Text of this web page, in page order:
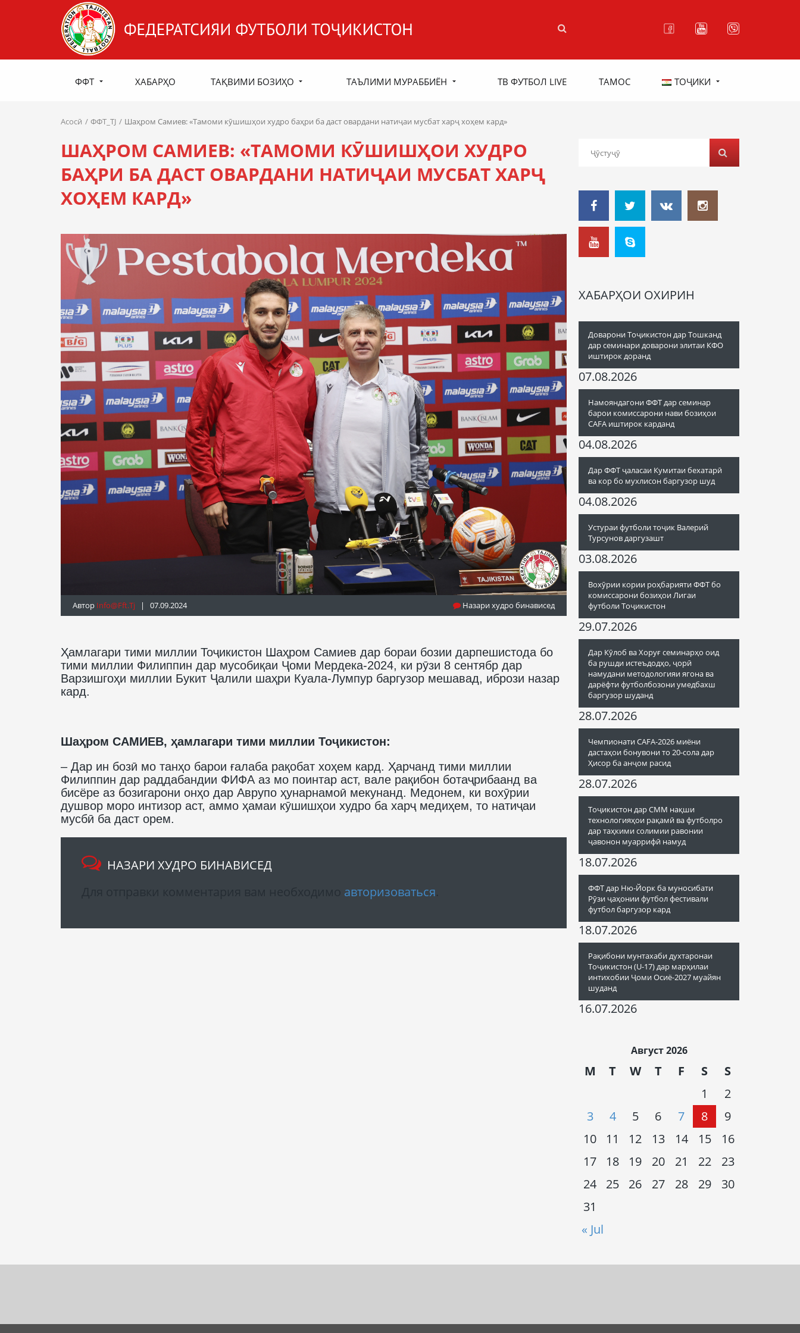
ФФТ ХАБАРҲО ТАҚВИМИ БОЗИҲО ТАЪЛИМИ МУРАББИЁН ТВ ФУТБОЛ LIVE ТАМОС ТОҶИКИ
Асосӣ ФФТ_TJ Шаҳром Самиев: «Тамоми кӯшишҳои худро баҳри ба даст овардани натиҷаи мусбат харҷ хоҳем кард»
ШАҲРОМ САМИЕВ: «ТАМОМИ КӮШИШҲОИ ХУДРО
БАҲРИ БА ДАСТ ОВАРДАНИ НАТИҶАИ МУСБАТ ХАРҶ
ХОҲЕМ КАРД»
Автор Info@fft.tj | 07.09.2024 Назари худро бинависед
Ҳамлагари тими миллии Тоҷикистон Шаҳром Самиев дар бораи бозии дарпешистода бо
тими миллии Филиппин дар мусобиқаи Ҷоми Мердека-2024, ки рӯзи 8 сентябр дар
Варзишгоҳи миллии Букит Ҷалили шаҳри Куала-Лумпур баргузор мешавад, ибрози назар
кард.
Шаҳром САМИЕВ, ҳамлагари тими миллии Тоҷикистон:
– Дар ин бозӣ мо танҳо барои ғалаба рақобат хоҳем кард. Ҳарчанд тими миллии
Филиппин дар раддабандии ФИФА аз мо поинтар аст, вале рақибон ботаҷрибаанд ва
бисёре аз бозигарони онҳо дар Аврупо ҳунарнамоӣ мекунанд. Медонем, ки вохӯрии
душвор моро интизор аст, аммо ҳамаи кӯшишҳои худро ба харҷ медиҳем, то натиҷаи
мусбӣ ба даст орем.
НАЗАРИ ХУДРО БИНАВИСЕД
авторизоваться
ХАБАРҲОИ ОХИРИН
Доварони Тоҷикистон дар Тошканд
дар семинари доварони элитаи КФО
иштирок доранд
07.08.2026
Намояндагони ФФТ дар семинар
барои комиссарони нави бозиҳои
CAFA иштирок карданд
04.08.2026
Дар ФФТ ҷаласаи Кумитаи бехатарӣ
ва кор бо мухлисон баргузор шуд
04.08.2026
Устураи футболи тоҷик Валерий
Турсунов даргузашт
03.08.2026
Вохӯрии кории роҳбарияти ФФТ бо
комиссарони бозиҳои Лигаи
футболи Тоҷикистон
29.07.2026
Дар Кӯлоб ва Хоруғ семинарҳо оид
ба рушди истеъдодҳо, ҷорӣ
намудани методологияи ягона ва
дарёфти футболбозони умедбахш
баргузор шуданд
28.07.2026
Чемпионати CAFA-2026 миёни
дастаҳои бонувони то 20-сола дар
Ҳисор ба анҷом расид
28.07.2026
Тоҷикистон дар СММ нақши
технологияҳои рақамӣ ва футболро
дар таҳкими солимии равонии
ҷавонон муаррифӣ намуд
18.07.2026
ФФТ дар Ню-Йорк ба муносибати
Рӯзи ҷаҳонии футбол фестивали
футбол баргузор кард
18.07.2026
Рақибони мунтахаби духтаронаи
Тоҷикистон (U-17) дар марҳилаи
интихобии Ҷоми Осиё-2027 муайян
шуданд
16.07.2026
Август 2026
M T W T F S S
« Jul
1
2
3
4 5 6 7 8
9
10
11 12 13 14 15
16
17
18 19 20 21 22
23
24
25 26 27 28 29
30
31